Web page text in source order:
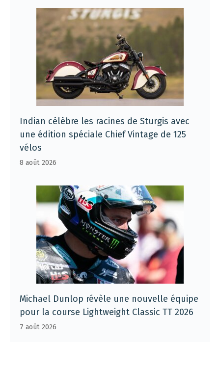
Indian célèbre les racines de Sturgis avec
une édition spéciale Chief Vintage de 125
vélos
8 août 2026
Michael Dunlop révèle une nouvelle équipe
pour la course Lightweight Classic TT 2026
7 août 2026